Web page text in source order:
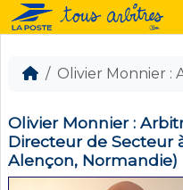
Olivier Monnier :
Olivier Monnier :
Directeur de Secteur
Alençon, Normandie)